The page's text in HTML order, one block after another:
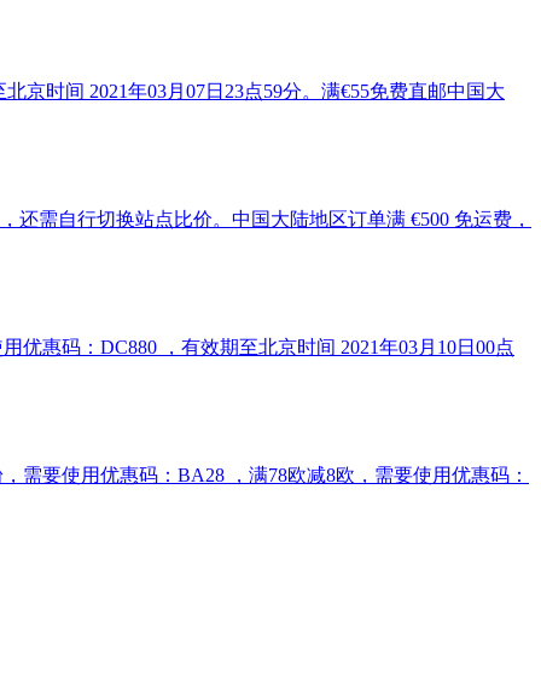
京时间 2021年03月07日23点59分。满€55免费直邮中国大
还需自行切换站点比价。中国大陆地区订单满 €500 免运费，
优惠码：DC880 ，有效期至北京时间 2021年03月10日00点
需要使用优惠码：BA28 ，满78欧减8欧，需要使用优惠码：